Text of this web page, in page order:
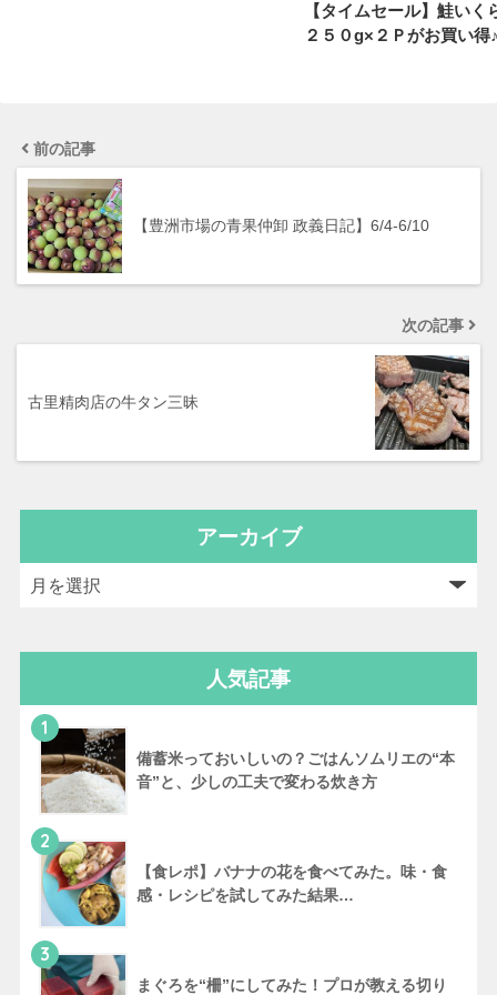
【タイムセール】鮭いく
２５０g×２Ｐがお買い得
前の記事
【豊洲市場の青果仲卸 政義日記】6/4-6/10
次の記事
古里精肉店の牛タン三昧
アーカイブ
人気記事
1
備蓄米っておいしいの？ごはんソムリエの“本
音”と、少しの工夫で変わる炊き方
2
【食レポ】バナナの花を食べてみた。味・食
感・レシピを試してみた結果…
3
まぐろを“柵”にしてみた！プロが教える切り